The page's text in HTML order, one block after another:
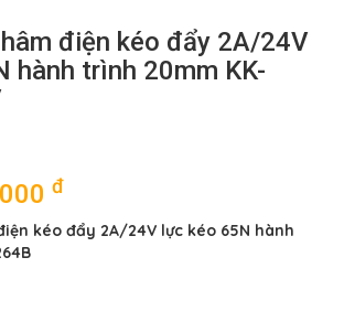
điện kéo đẩy 2A/24V
hành trình 20mm KK-
đ
kéo đẩy 2A/24V lực kéo 65N hành